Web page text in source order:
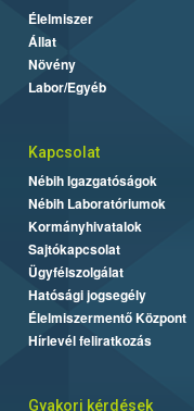
Élelmiszer
Állat
Növény
Labor/Egyéb
Kapcsolat
Nébih Igazgatóságok
Nébih Laboratóriumok
Kormányhivatalok
Sajtókapcsolat
Ügyfélszolgálat
Hatósági jogsegély
Élelmiszermentő Központ
Hírlevél feliratkozás
Gyakori kérdések